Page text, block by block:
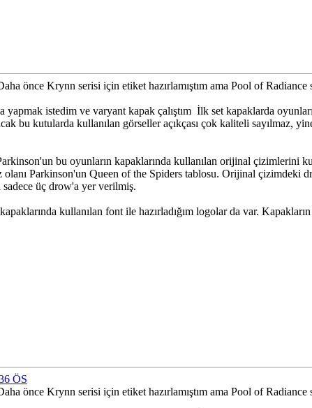
önce Krynn serisi için etiket hazırlamıştım ama Pool of Radiance
istedim ve varyant kapak çalıştım İlk set kapaklarda
bu kutularda kullanılan görseller açıkçası çok kaliteli sayılmaz,
bu oyunların kapaklarında kullanılan orijinal çizimlerini
Parkinson'un Queen of the Spiders tablosu. Orijinal çizimdeki
üç drow'a yer verilmiş.
kullanılan font ile hazırladığım logolar da var.
ÖS
önce Krynn serisi için etiket hazırlamıştım ama Pool of Radiance